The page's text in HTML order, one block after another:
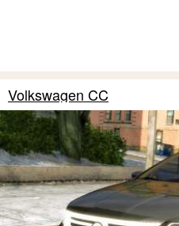
Volkswagen CC